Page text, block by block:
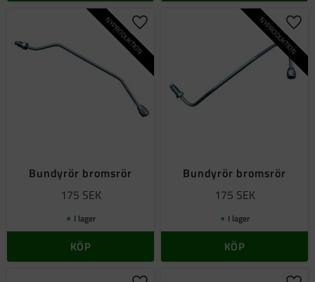
Bundyrör bromsrör
175 SEK
NYPRODUKTIONLägg till i favoriter
I lager
KÖP
Bundyrör bromsrör
175 SEK
NYPRODUKTION
I lager
KÖP